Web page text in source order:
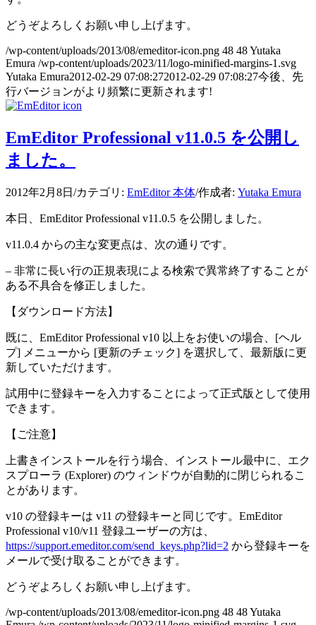
どうぞよろしくお願い申し上げます。
/wp-content/uploads/2013/08/emeditor-icon.png 48 48Yutaka
Emura /wp-content/uploads/2023/11/logo-minified-margins-1.svg
Yutaka Emura2012-02-29 07:08:272012-02-29 07:08:27今後、先
行バージョンがより頻繁に更新されます!
EmEditor Professional v11.0.5 を公開し
ました。
2012年2月8日 /カテゴリ: EmEditor 本体/作成者: Yutaka Emura
本日、EmEditor Professional v11.0.5 を公開しました。
v11.0.4 からの主な変更点は、次の通りです。
– 非常に長い行の正規表現による検索で異常終了することが
ある不具合を修正しました。
【ダウンロード方法】
既に、EmEditor Professional v10 以上をお使いの場合、[ヘル
プ] メニューから [更新のチェック] を選択して、最新版に更
新していただけます。
試用中に登録キーを入力することによって正式版として使用
できます。
【ご注意】
上書きインストールを行う場合、インストール最中に、エク
スプローラ (Explorer) のウィンドウが自動的に閉じられるこ
とがあります。
v10 の登録キーは v11 の登録キーと同じです。EmEditor
Professional v10/v11 登録ユーザーの方は、
https://support.emeditor.com/send_keys.php?lid=2 から登録キーを
メールで受け取ることができます。
どうぞよろしくお願い申し上げます。
/wp-content/uploads/2013/08/emeditor-icon.png 48 48Yutaka